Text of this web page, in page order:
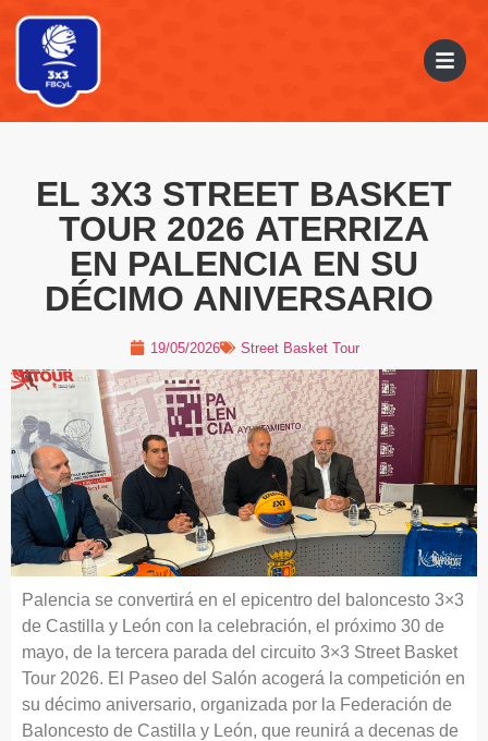
EL 3X3 STREET BASKET
TOUR 2026 ATERRIZA
EN PALENCIA EN SU
DÉCIMO ANIVERSARIO
19/05/2026 Street Basket Tour
Palencia se convertirá en el epicentro del baloncesto 3×3
de Castilla y León con la celebración, el próximo 30 de
mayo, de la tercera parada del circuito 3×3 Street Basket
Tour 2026. El Paseo del Salón acogerá la competición en
su décimo aniversario, organizada por la Federación de
Baloncesto de Castilla y León, que reunirá a decenas de